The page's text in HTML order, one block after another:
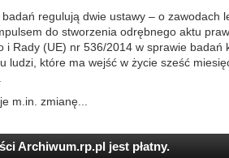
regulują dwie ustawy – o zawodach
do stworzenia odrębnego aktu
i Rady (UE) nr 536/2014 w sprawie badań
ludzi, które ma wejść w życie sześć
m.in. zmianę...
Archiwum.rp.pl jest płatny.